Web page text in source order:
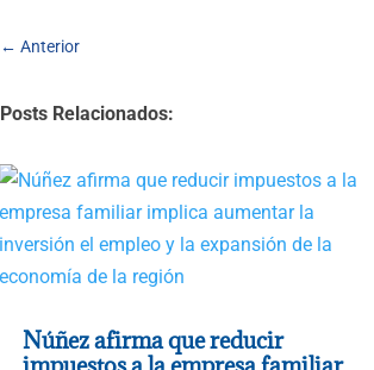
←Anterior
Posts Relacionados:
Núñez afirma que reducir